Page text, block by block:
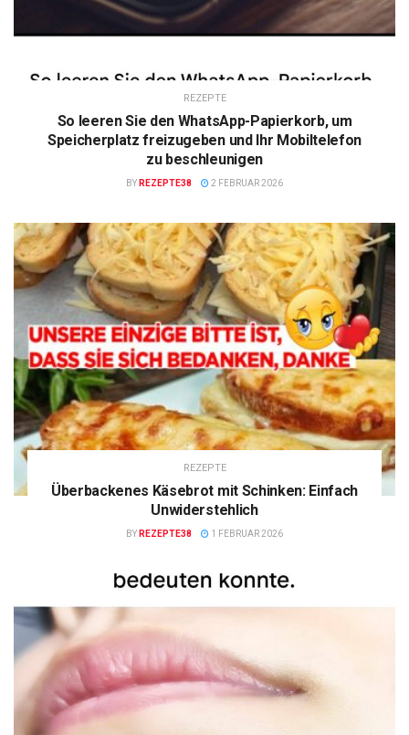
REZEPTE
So leeren Sie den WhatsApp-Papierkorb, um
Speicherplatz freizugeben und Ihr Mobiltelefon
zu beschleunigen
BY REZEPTE38 2 FEBRUAR 2026
REZEPTE
Überbackenes Käsebrot mit Schinken: Einfach
Unwiderstehlich
BY REZEPTE38 1 FEBRUAR 2026